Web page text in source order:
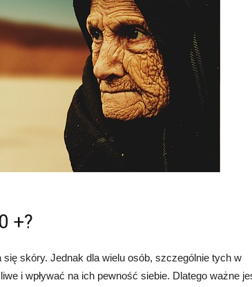
+?
skóry. Jednak dla wielu osób, szczególnie tych w
i wpływać na ich pewność siebie. Dlatego ważne